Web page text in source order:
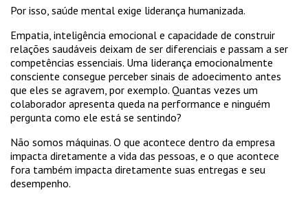
Por isso, saúde mental exige liderança humanizada.
Empatia, inteligência emocional e capacidade de construir
relações saudáveis deixam de ser diferenciais e passam a ser
competências essenciais. Uma liderança emocionalmente
consciente consegue perceber sinais de adoecimento antes
que eles se agravem, por exemplo. Quantas vezes um
colaborador apresenta queda na performance e ninguém
pergunta como ele está se sentindo?
Não somos máquinas. O que acontece dentro da empresa
impacta diretamente a vida das pessoas, e o que acontece
fora também impacta diretamente suas entregas e seu
desempenho.